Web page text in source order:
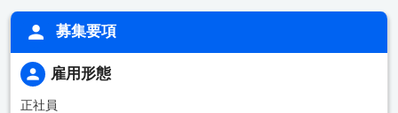
募集要項
雇用形態
正社員